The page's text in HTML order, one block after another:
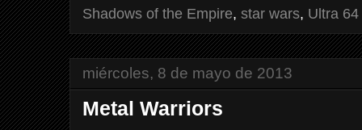
Shadows of the Empire, star wars, Ultra 64
miércoles, 8 de mayo de 2013
Metal Warriors